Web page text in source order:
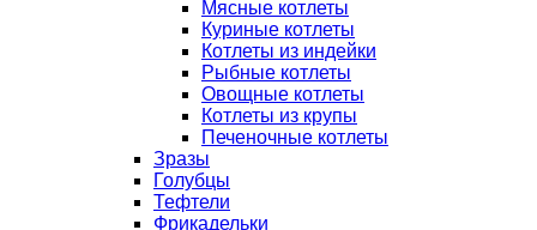
Мясные котлеты
Куриные котлеты
Котлеты из индейки
Рыбные котлеты
Овощные котлеты
Котлеты из крупы
Печеночные котлеты
Зразы
Голубцы
Тефтели
Фрикадельки